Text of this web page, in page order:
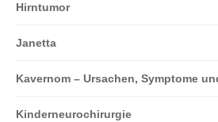
Hirntumor
Janetta
Kavernom – Ursachen, Symptome
Kinderneurochirurgie